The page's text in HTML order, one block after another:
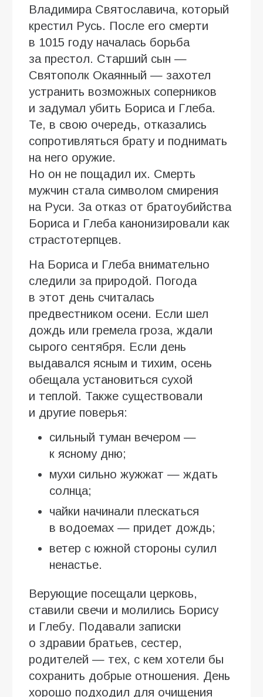
Владимира Святославича, который
крестил Русь. После его смерти
в 1015 году началась борьба
за престол. Старший сын —
Святополк Окаянный — захотел
устранить возможных соперников
и задумал убить Бориса и Глеба.
Те, в свою очередь, отказались
сопротивляться брату и поднимать
на него оружие.
Но он не пощадил их. Смерть
мужчин стала символом смирения
на Руси. За отказ от братоубийства
Бориса и Глеба канонизировали как
страстотерпцев.
На Бориса и Глеба внимательно
следили за природой. Погода
в этот день считалась
предвестником осени. Если шел
дождь или гремела гроза, ждали
сырого сентября. Если день
выдавался ясным и тихим, осень
обещала установиться сухой
и теплой. Также существовали
и другие поверья:
сильный туман вечером —
к ясному дню;
мухи сильно жужжат — ждать
солнца;
чайки начинали плескаться
в водоемах — придет дождь;
ветер с южной стороны сулил
ненастье.
Верующие посещали церковь,
ставили свечи и молились Борису
и Глебу. Подавали записки
о здравии братьев, сестер,
родителей — тех, с кем хотели бы
сохранить добрые отношения. День
хорошо подходил для очищения